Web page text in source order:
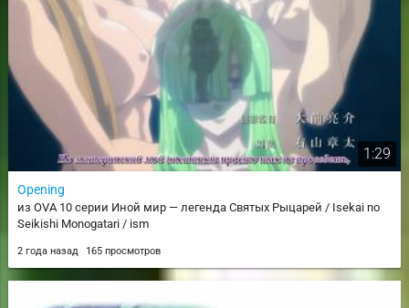
1:29
Opening
из OVA 10 серии Иной мир — легенда Святых Рыцарей / Isekai no
Seikishi Monogatari / ism
2 года назад 165 просмотров